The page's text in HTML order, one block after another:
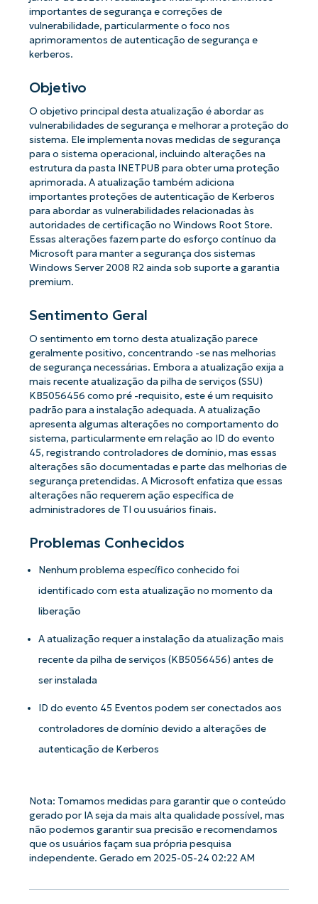
importantes de segurança e correções de
vulnerabilidade, particularmente o foco nos
aprimoramentos de autenticação de segurança e
kerberos.
Objetivo
O objetivo principal desta atualização é abordar as
vulnerabilidades de segurança e melhorar a proteção do
sistema. Ele implementa novas medidas de segurança
para o sistema operacional, incluindo alterações na
estrutura da pasta INETPUB para obter uma proteção
aprimorada. A atualização também adiciona
importantes proteções de autenticação de Kerberos
para abordar as vulnerabilidades relacionadas às
autoridades de certificação no Windows Root Store.
Essas alterações fazem parte do esforço contínuo da
Microsoft para manter a segurança dos sistemas
Windows Server 2008 R2 ainda sob suporte a garantia
premium.
Sentimento Geral
O sentimento em torno desta atualização parece
geralmente positivo, concentrando -se nas melhorias
de segurança necessárias. Embora a atualização exija a
mais recente atualização da pilha de serviços (SSU)
KB5056456 como pré -requisito, este é um requisito
padrão para a instalação adequada. A atualização
apresenta algumas alterações no comportamento do
sistema, particularmente em relação ao ID do evento
45, registrando controladores de domínio, mas essas
alterações são documentadas e parte das melhorias de
segurança pretendidas. A Microsoft enfatiza que essas
alterações não requerem ação específica de
administradores de TI ou usuários finais.
Problemas Conhecidos
Nenhum problema específico conhecido foi
identificado com esta atualização no momento da
liberação
A atualização requer a instalação da atualização mais
recente da pilha de serviços (KB5056456) antes de
ser instalada
ID do evento 45 Eventos podem ser conectados aos
controladores de domínio devido a alterações de
autenticação de Kerberos
Nota: Tomamos medidas para garantir que o conteúdo
gerado por IA seja da mais alta qualidade possível, mas
não podemos garantir sua precisão e recomendamos
que os usuários façam sua própria pesquisa
independente. Gerado em 2025-05-24 02:22 AM